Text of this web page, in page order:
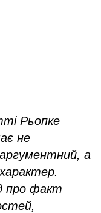
Рьопке
не
а
про факт